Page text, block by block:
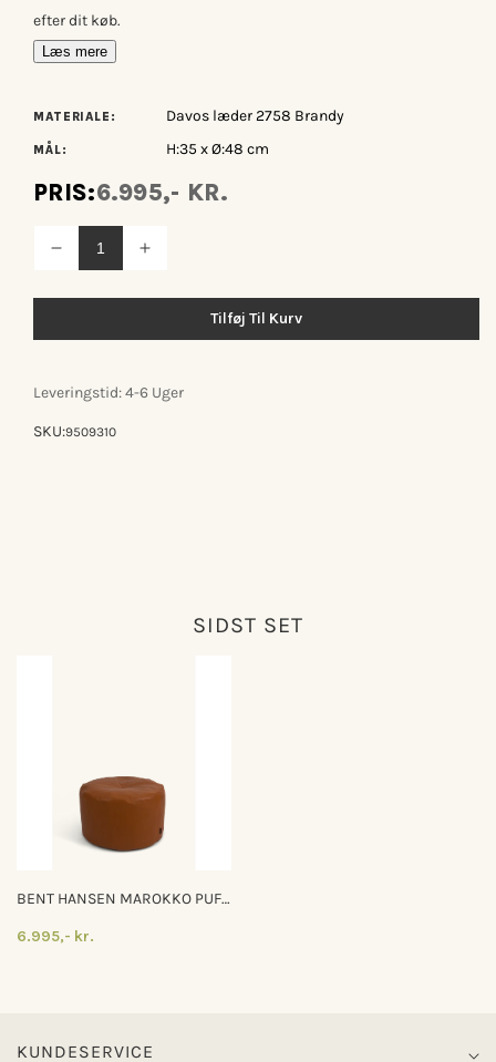
efter dit køb.
Læs mere
MATERIALE: Davos læder 2758 Brandy
MÅL: H:35 x Ø:48 cm
PRIS:6.995,- KR.
Reducer
antallet
Marokko
Ø48
-
Øg
Marokko
Ø48
Tilføj Til Kurv
Leveringstid: 4-6 Uger
SKU:9509310
SIDST SET
BENT HANSEN MAROKKO PUF -
6.995,- kr.
KUNDESERVICE